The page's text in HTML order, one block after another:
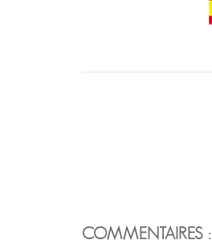
COMMENTAIRES :